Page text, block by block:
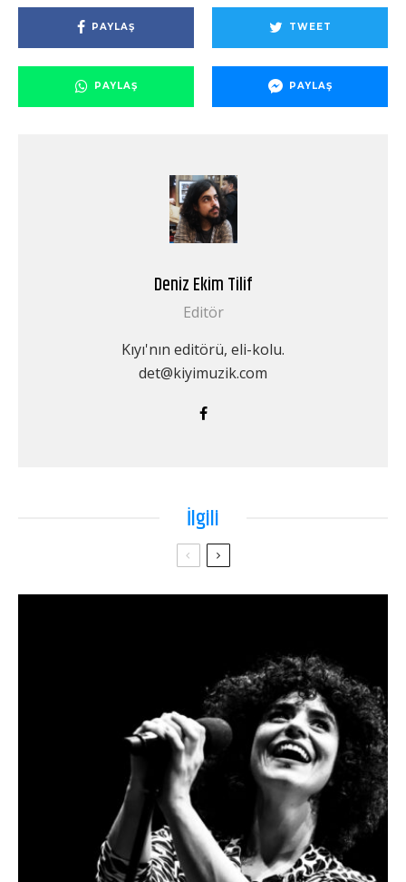
PAYLAŞ TWEET
PAYLAŞ PAYLAŞ
Deniz Ekim Tilif
Editör
Kıyı'nın editörü, eli-kolu.
det@kiyimuzik.com
İlgili